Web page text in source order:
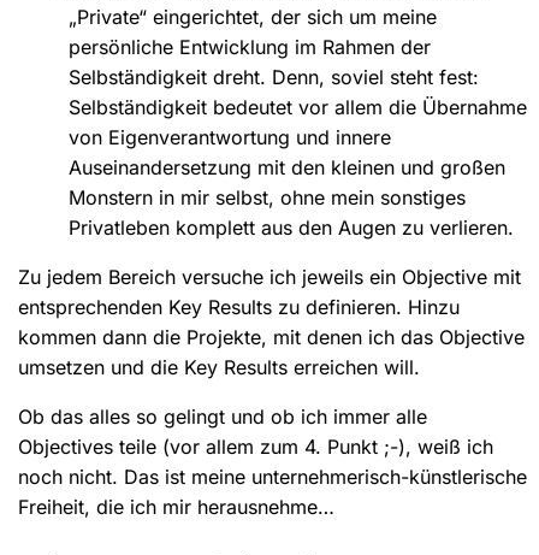
„Private“ eingerichtet, der sich um meine
persönliche Entwicklung im Rahmen der
Selbständigkeit dreht. Denn, soviel steht fest:
Selbständigkeit bedeutet vor allem die Übernahme
von Eigenverantwortung und innere
Auseinandersetzung mit den kleinen und großen
Monstern in mir selbst, ohne mein sonstiges
Privatleben komplett aus den Augen zu verlieren.
Zu jedem Bereich versuche ich jeweils ein Objective mit
entsprechenden Key Results zu definieren. Hinzu
kommen dann die Projekte, mit denen ich das Objective
umsetzen und die Key Results erreichen will.
Ob das alles so gelingt und ob ich immer alle
Objectives teile (vor allem zum 4. Punkt ;-), weiß ich
noch nicht. Das ist meine unternehmerisch-künstlerische
Freiheit, die ich mir herausnehme…